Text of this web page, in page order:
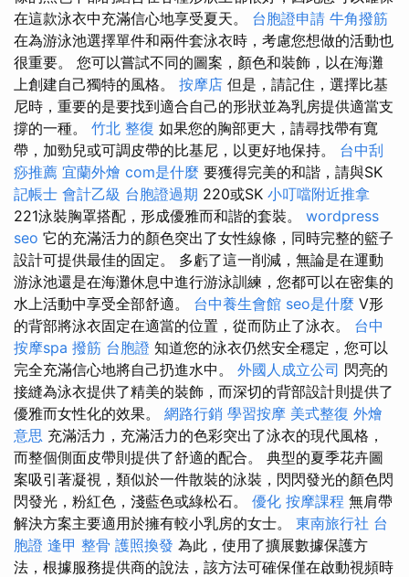
在這款泳衣中充滿信心地享受夏天。 台胞證申請 牛角撥筋
在為游泳池選擇單件和兩件套泳衣時，考慮您想做的活動也
很重要。 您可以嘗試不同的圖案，顏色和裝飾，以在海灘
上創建自己獨特的風格。 按摩店 但是，請記住，選擇比基
尼時，重要的是要找到適合自己的形狀並為乳房提供適當支
撐的一種。 竹北 整復 如果您的胸部更大，請尋找帶有寬
帶，加勁兒或可調皮帶的比基尼，以更好地保持。 台中刮
痧推薦 宜蘭外燴 com是什麼 要獲得完美的和諧，請與SK
記帳士 會計乙級 台胞證過期 220或SK 小叮噹附近推拿
221泳裝胸罩搭配，形成優雅而和諧的套裝。 wordpress
seo 它的充滿活力的顏色突出了女性線條，同時完整的籃子
設計可提供最佳的固定。 多虧了這一削減，無論是在運動
游泳池還是在海灘休息中進行游泳訓練，您都可以在密集的
水上活動中享受全部舒適。 台中養生會館 seo是什麼 V形
的背部將泳衣固定在適當的位置，從而防止了泳衣。 台中
按摩spa 撥筋 台胞證 知道您的泳衣仍然安全穩定，您可以
完全充滿信心地將自己扔進水中。 外國人成立公司 閃亮的
接縫為泳衣提供了精美的裝飾，而深切的背部設計則提供了
優雅而女性化的效果。 網路行銷 學習按摩 美式整復 外燴
意思 充滿活力，充滿活力的色彩突出了泳衣的現代風格，
而整個側面皮帶則提供了舒適的配合。 典型的夏季花卉圖
案吸引著凝視，類似於一件散裝的泳裝，閃閃發光的顏色閃
閃發光，粉紅色，淺藍色或綠松石。 優化 按摩課程 無肩帶
解決方案主要適用於擁有較小乳房的女士。 東南旅行社 台
胞證 逢甲 整骨 護照換發 為此，使用了擴展數據保護方
法，根據服務提供商的說法，該方法可確保僅在啟動視頻時